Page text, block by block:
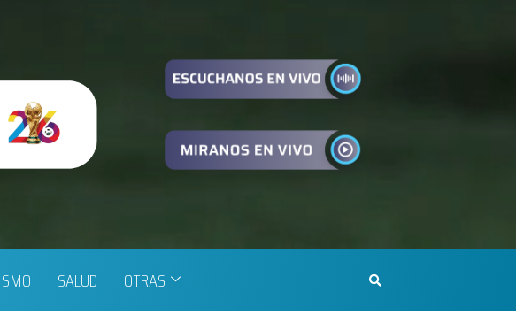
SALUD OTRAS